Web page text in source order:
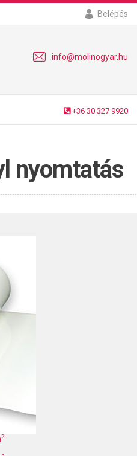
Belépés
info@molinogyar.hu
+36 30 327 9920
nyomtatás
2